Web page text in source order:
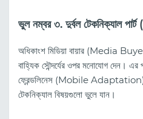
ভুল নম্বর ৩. দুর্বল টেকনিক্যাল
অধিকাংশ মিডিয়া বায়ার (Media
বাহ্যিক সৌন্দর্যের ওপর মনোযোগ দেন। এর
ফ্রেন্ডলিনেস (Mobile Adaptation),
টেকনিক্যাল বিষয়গুলো ভুলে যান।